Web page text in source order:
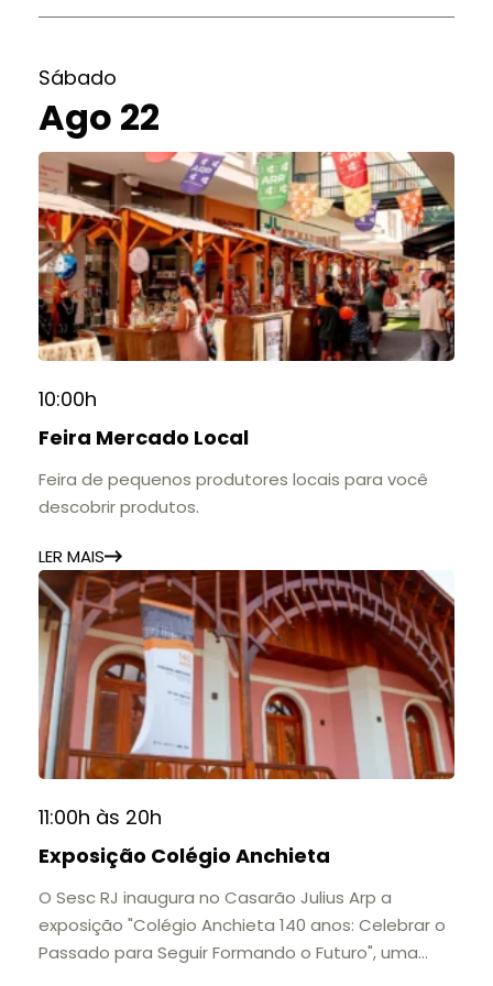
Sábado
Ago 22
10:00h
Feira Mercado Local
Feira de pequenos produtores locais para você
descobrir produtos.
LER MAIS
11:00h às 20h
Exposição Colégio Anchieta
O Sesc RJ inaugura no Casarão Julius Arp a
exposição "Colégio Anchieta 140 anos: Celebrar o
Passado para Seguir Formando o Futuro", uma